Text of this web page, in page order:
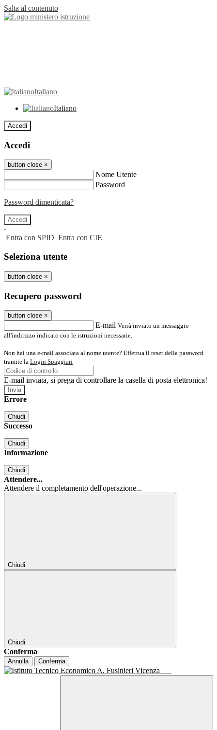
Salta al contenuto
Italiano
Italiano
Accedi
Accedi
button close ×
Nome Utente
Password
Password dimenticata?
-
Entra con SPID Entra con CIE
Seleziona utente
button close ×
Recupero password
button close ×
E-mail Verrà inviato un messaggio
all'indirizzo indicato con le istruzioni necessarie.
Non hai una e-mail associata al nome utente? Effettua il reset della password
tramite la Login Spaggiari
E-mail inviata, si prega di controllare la casella di posta elettronica!
Errore
Chiudi
Successo
Chiudi
Informazione
Chiudi
Attendere...
Attendere il completamento dell'operazione...
Chiudi
Chiudi
Conferma
Annulla Conferma